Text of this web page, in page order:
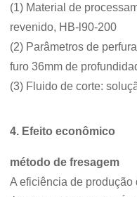
(1) Material de
revenido, HB-l90-200
(2) Parâmetros de
furo 36mm de
(3) Fluido de corte:
4. Efeito econômico
método de fresagem
A eficiência de